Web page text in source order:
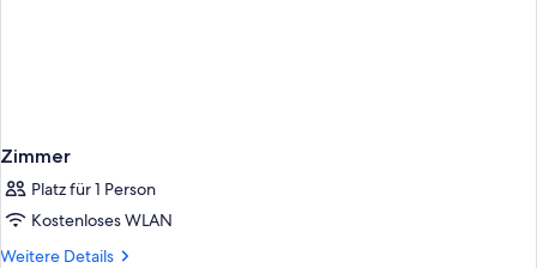
Zimmer
Platz für 1 Person
Kostenloses WLAN
Weitere Details
Weitere